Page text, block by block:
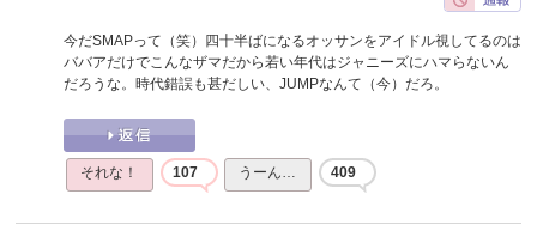
今だSMAPって（笑）四十半ばになるオッサンをアイドル視してるのは
ババアだけでこんなザマだから若い年代はジャニーズにハマらないん
だろうな。時代錯誤も甚だしい、JUMPなんて（今）だろ。
それな！ 107 うーん… 409